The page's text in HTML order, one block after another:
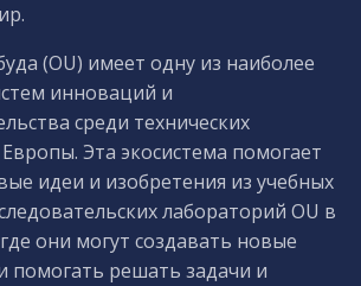
(OU) имеет одну из наиболее
инноваций и
среди технических
Эта экосистема помогает
идеи и изобретения из учебных
лабораторий OU в
они могут создавать новые
помогать решать задачи и